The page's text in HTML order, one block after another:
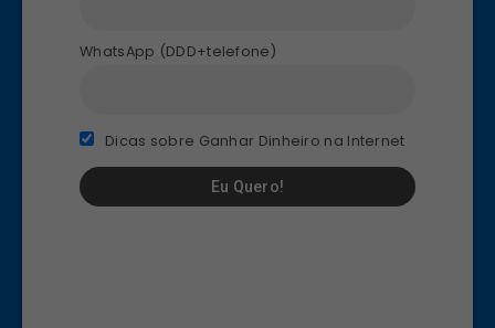
WhatsApp (DDD+telefone)
Dicas sobre Ganhar Dinheiro na Internet